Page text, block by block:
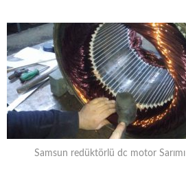
Samsun redüktörlü dc motor Sarımı